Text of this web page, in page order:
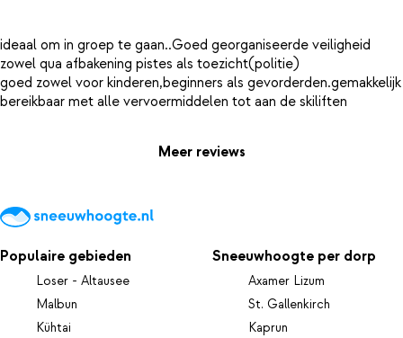
ideaal om in groep te gaan..Goed georganiseerde veiligheid
zowel qua afbakening pistes als toezicht(politie)
goed zowel voor kinderen,beginners als gevorderden.gemakkelijk
Meer reviews
Populaire gebieden
Loser - Altausee
Malbun
Kühtai
Sneeuwhoogte per dorp
Axamer Lizum
St. Gallenkirch
Kaprun